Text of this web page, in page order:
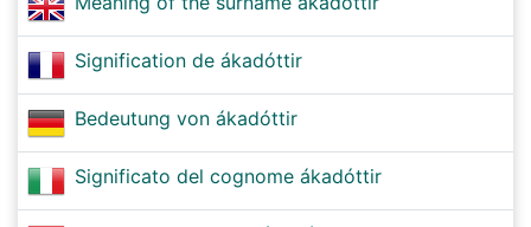
Signification de ákadóttir
Bedeutung von ákadóttir
Significato del cognome ákadóttir